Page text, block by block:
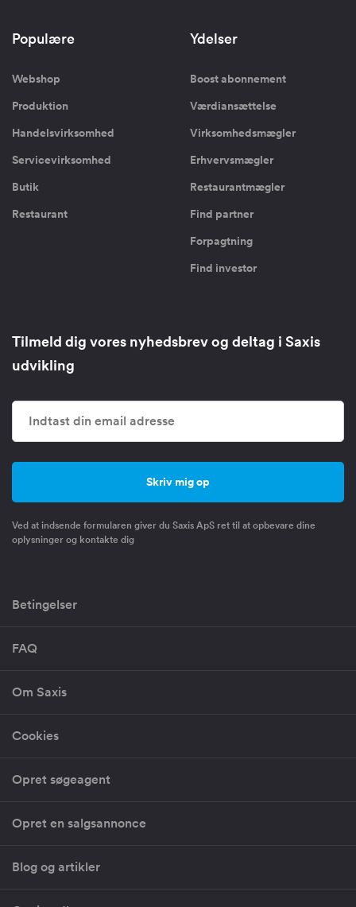
Populære
Webshop
Produktion
Handelsvirksomhed
Servicevirksomhed
Butik
Restaurant
Ydelser
Boost abonnement
Værdiansættelse
Virksomhedsmægler
Erhvervsmægler
Restaurantmægler
Find partner
Forpagtning
Find investor
Tilmeld dig vores nyhedsbrev og deltag i Saxis
udvikling
Ved at indsende formularen giver du Saxis ApS ret til at opbevare dine
oplysninger og kontakte dig
Betingelser
FAQ
Om Saxis
Cookies
Opret søgeagent
Opret en salgsannonce
Blog og artikler